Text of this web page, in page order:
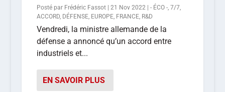
Posté par Frédéric Fassot| 21 Nov 2022| - ÉCO -, 7/7,
ACCORD, DÉFENSE, EUROPE, FRANCE, R&D
Vendredi, la ministre allemande de la
défense a annoncé qu’un accord entre
industriels et...
EN SAVOIR PLUS